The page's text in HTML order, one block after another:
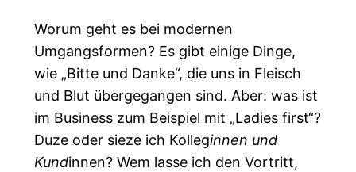
Worum geht es bei modernen
Umgangsformen? Es gibt einige Dinge,
wie „Bitte und Danke“, die uns in Fleisch
und Blut übergegangen sind. Aber: was ist
im Business zum Beispiel mit „Ladies first“?
Duze oder sieze ich Kolleginnen und
Kundinnen? Wem lasse ich den Vortritt,